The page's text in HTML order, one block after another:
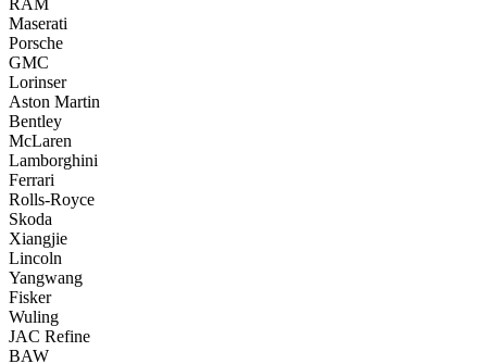
RAM
Maserati
Porsche
GMC
Lorinser
Aston Martin
Bentley
McLaren
Lamborghini
Ferrari
Rolls-Royce
Skoda
Xiangjie
Lincoln
Yangwang
Fisker
Wuling
JAC Refine
BAW